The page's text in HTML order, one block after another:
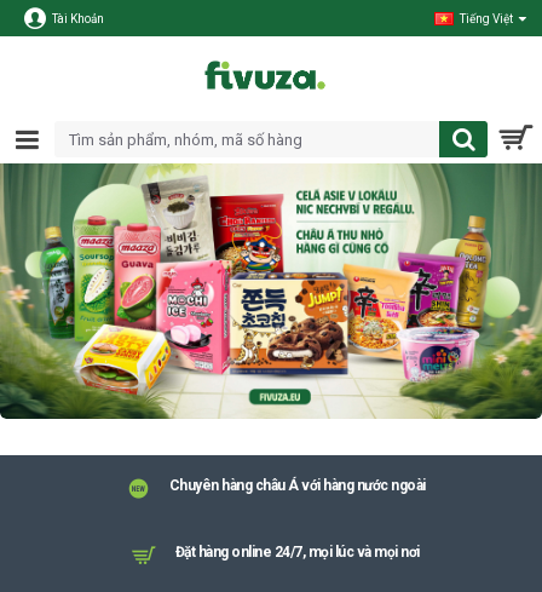
Tài Khoản Tiếng Việt
Chuyên hàng châu Á với hàng nước ngoài
Đặt hàng online 24/7, mọi lúc và mọi nơi